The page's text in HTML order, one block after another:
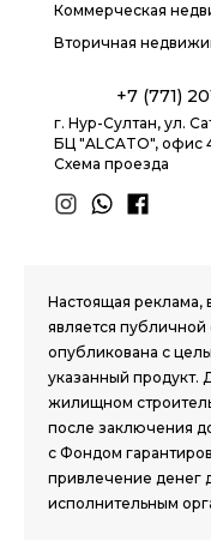
Коммерческая
Вторичная
+7 (771)
г. Нур-Султан, ул.
БЦ "ALCATO", офис
Схема проезда
Настоящая реклама,
является
опубликована с
указанный продукт.
жилищном
после заключения
с Фондом
привлечение денег
исполнительным